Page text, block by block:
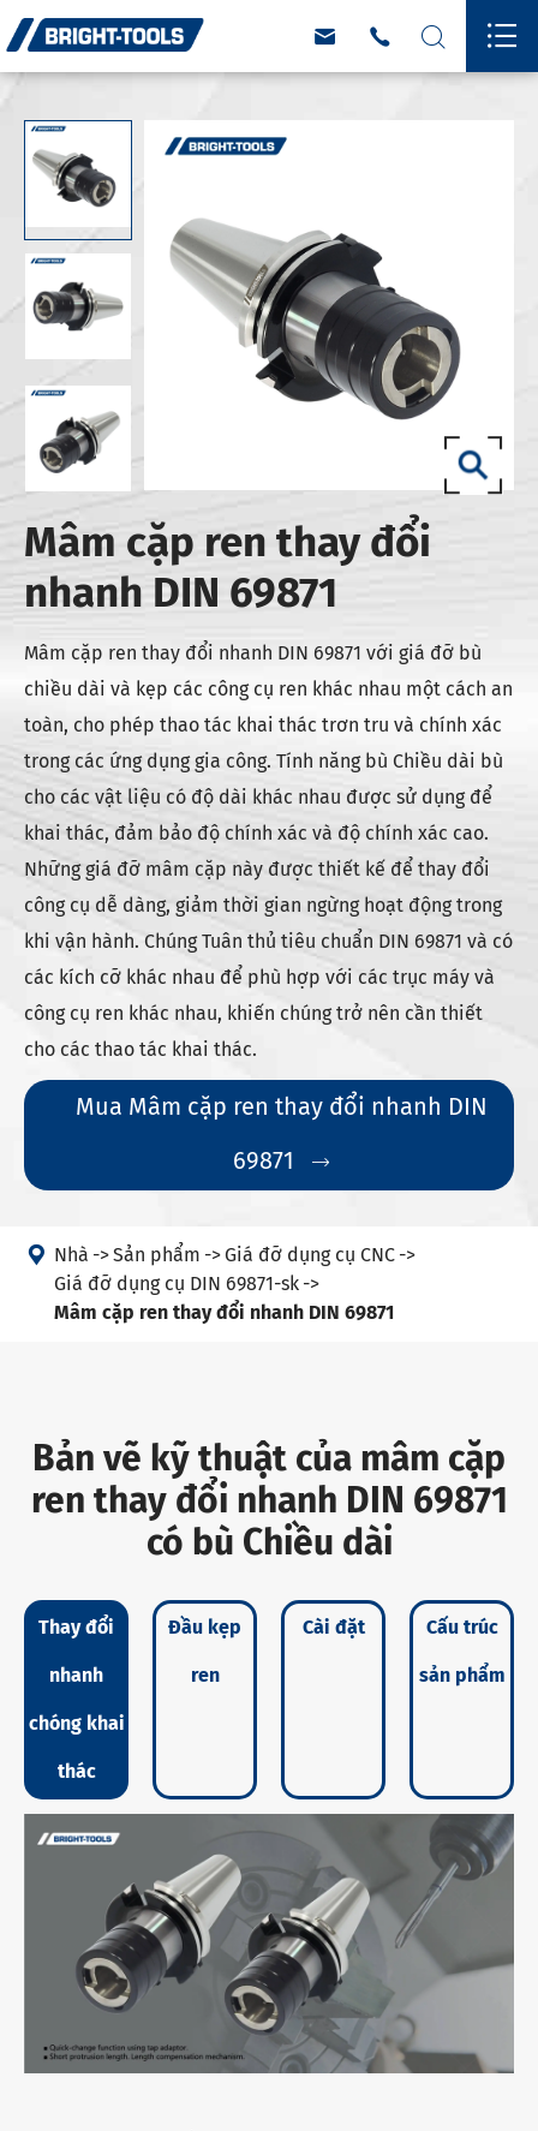
   
Mâm cặp ren thay đổi
nhanh DIN 69871
Mâm cặp ren thay đổi nhanh DIN 69871 với giá đỡ bù
chiều dài và kẹp các công cụ ren khác nhau một cách an
toàn, cho phép thao tác khai thác trơn tru và chính xác
trong các ứng dụng gia công. Tính năng bù Chiều dài bù
cho các vật liệu có độ dài khác nhau được sử dụng để
khai thác, đảm bảo độ chính xác và độ chính xác cao.
Những giá đỡ mâm cặp này được thiết kế để thay đổi
công cụ dễ dàng, giảm thời gian ngừng hoạt động trong
khi vận hành. Chúng Tuân thủ tiêu chuẩn DIN 69871 và có
các kích cỡ khác nhau để phù hợp với các trục máy và
công cụ ren khác nhau, khiến chúng trở nên cần thiết
cho các thao tác khai thác.
Mua Mâm cặp ren thay đổi nhanh DIN
69871

 Nhà Sản phẩm
Giá đỡ dụng cụ CNC
Giá đỡ dụng cụ DIN 69871-sk
Mâm cặp ren thay đổi nhanh DIN 69871
Bản vẽ kỹ thuật của mâm cặp
ren thay đổi nhanh DIN 69871
có bù Chiều dài
Thay đổi
nhanh
chóng khai
thác
Đầu kẹp
ren
Cài đặt Cấu trúc
sản phẩm